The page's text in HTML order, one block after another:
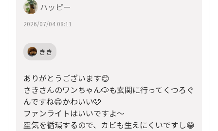
ハッピー
2026/07/04 08:11
きき
ありがとうございます😊
さきさんのワンちゃん🐶も玄関に行ってくつろぐ
んですね😄かわいい🩷
ファンライトはいいですよ〜
空気を循環するので、カビも生えにくいですし😁